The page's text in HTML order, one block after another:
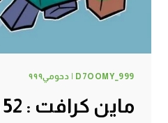
D7OOMY_999 | دحومي٩٩٩